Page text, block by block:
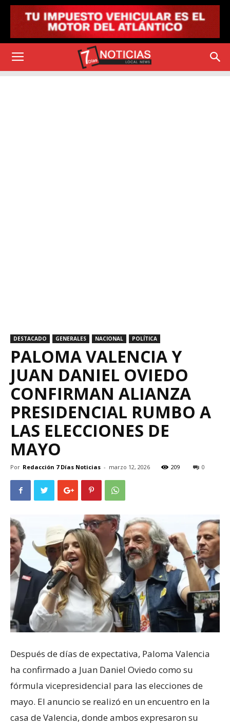
DESTACADO GENERALES NACIONAL POLÍTICA
PALOMA VALENCIA Y
JUAN DANIEL OVIEDO
CONFIRMAN ALIANZA
PRESIDENCIAL RUMBO A
LAS ELECCIONES DE
MAYO
Por Redacción 7 Días Noticias - marzo 12, 2026 209 0
Después de días de expectativa, Paloma Valencia
ha confirmado a Juan Daniel Oviedo como su
fórmula vicepresidencial para las elecciones de
mayo. El anuncio se realizó en un encuentro en la
casa de Valencia, donde ambos expresaron su